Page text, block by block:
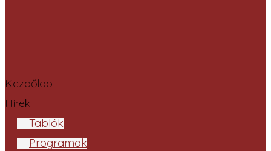
Kezdőlap
Hírek
Tablók
Programok